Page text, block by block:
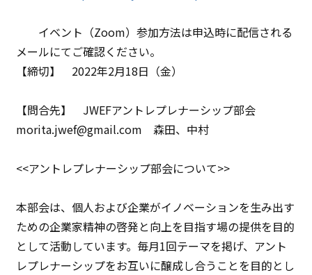
イベント（Zoom）参加方法は申込時に配信される
メールにてご確認ください。
【締切】 2022年2月18日（金）
【問合先】 JWEFアントレプレナーシップ部会
morita.jwef@gmail.com 森田、中村
<<アントレプレナーシップ部会について>>
本部会は、個人および企業がイノベーションを生み出す
ための企業家精神の啓発と向上を目指す場の提供を目的
として活動しています。毎月1回テーマを掲げ、アント
レプレナーシップをお互いに醸成し合うことを目的とし